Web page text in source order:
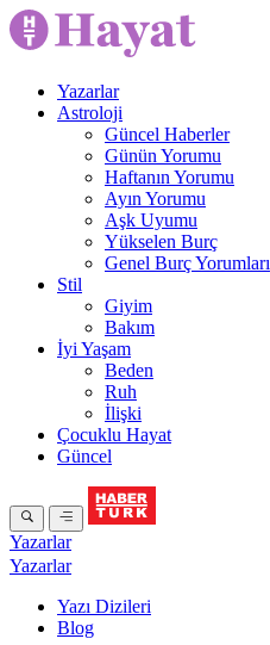
Yazarlar
Astroloji
Güncel Haberler
Günün Yorumu
Haftanın Yorumu
Ayın Yorumu
Aşk Uyumu
Yükselen Burç
Genel Burç Yorumları
Stil
Giyim
Bakım
İyi Yaşam
Beden
Ruh
İlişki
Çocuklu Hayat
Güncel
Yazarlar
Yazarlar
Yazı Dizileri
Blog